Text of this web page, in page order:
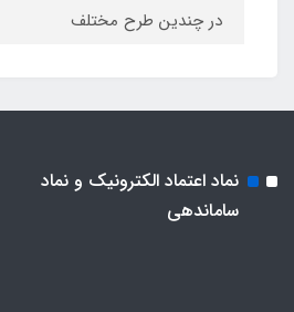
در چندین طرح مختلف
نماد اعتماد الکترونیک و نماد
ساماندهی